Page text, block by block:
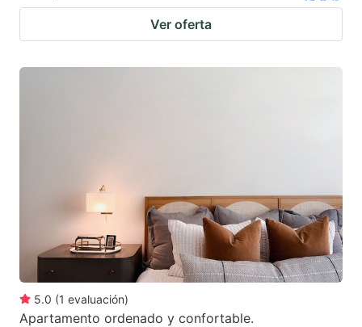
Ver oferta
5.0 (1 evaluación)
Apartamento ordenado y confortable.